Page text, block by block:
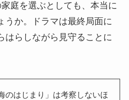
庭を選ぶとしても、本当に
うか。ドラマは最終局面に
はらしながら見守ることに
海のはじまり」は考察しないほ